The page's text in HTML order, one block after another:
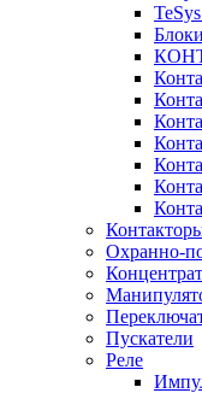
Охранно-
Пускатели
Реле